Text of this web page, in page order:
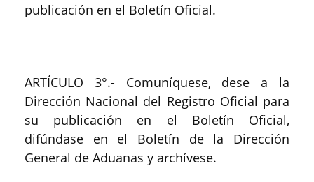
publicación en el Boletín Oficial.
ARTÍCULO 3°.- Comuníquese, dese a la
Dirección Nacional del Registro Oficial para
su publicación en el Boletín Oficial,
difúndase en el Boletín de la Dirección
General de Aduanas y archívese.